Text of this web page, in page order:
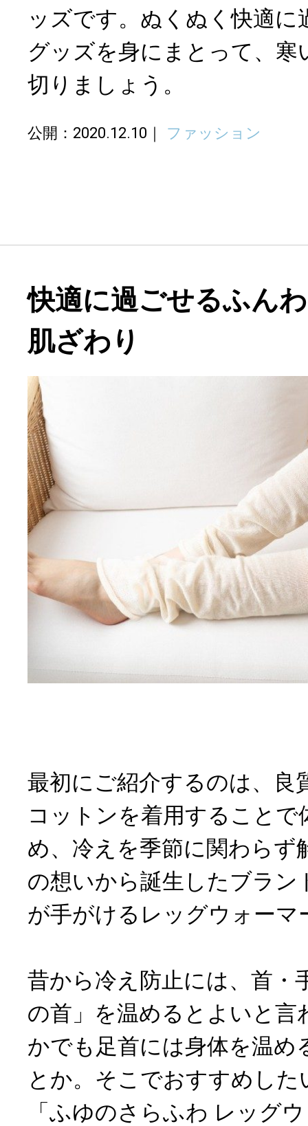
ッズです。ぬくぬく快適
グッズを身にまとって、寒
切りましょう。
公開：2020.12.10 ファッション
快適に過ごせるふん
肌ざわり
最初にご紹介するのは、良
コットンを着用すること
め、冷えを季節に関わらず
の想いから誕生したブラン
が手がけるレッグウォーマ
昔から冷え防止には、首・
の首」を温めるとよいと言
かでも足首には身体を温め
とか。そこでおすすめし
「ふゆのさらふわ レッグ